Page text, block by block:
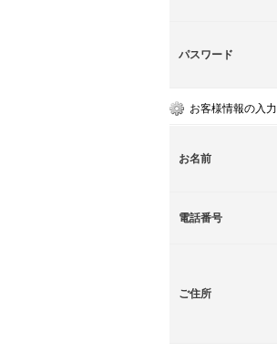
パスワード
お客様情報の入力
お名前
電話番号
ご住所